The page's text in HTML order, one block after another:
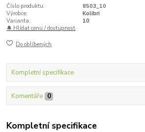
Číslo produktu:
8503_10
Výrobce:
Kolibri
Varianta:
10
🔔 Hlídat cenu / dostupnost
Do oblíbených
Kompletní specifikace
Komentáře 0
Kompletní specifikace